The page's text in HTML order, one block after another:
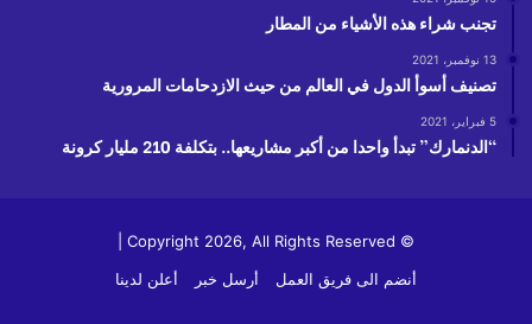
تجنب شراء هذه الأشياء من المطار
13 نوفمبر، 2021
تصنيف أسوأ الدول في العالم من حيث الازدحامات المرورية
5 فبراير، 2021
“الدنمارك” تبدأ واحدا من أكبر مشاريعها.. بتكلفة 210 مليار كرونة
© Copyright 2026, All Rights Reserved |
أنضم الى فريق العمل
أرسل خبر أعلن لدينا